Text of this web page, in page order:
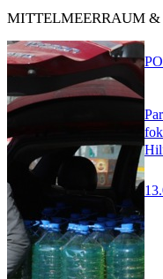
MITTELMEERRAUM &